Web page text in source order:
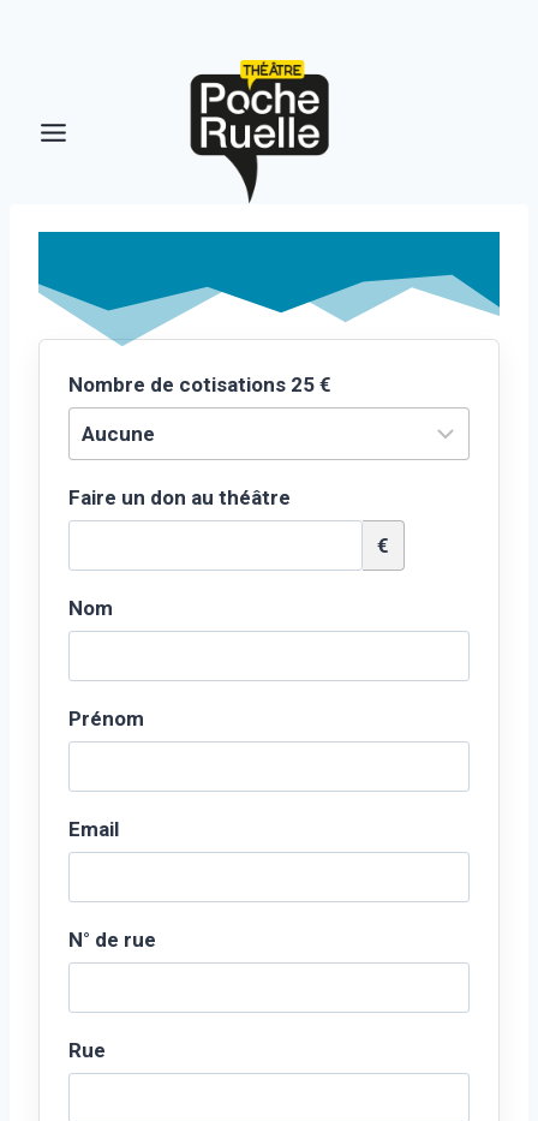
Nombre de cotisations 25 €
Faire un don au théâtre
€
Nom
Prénom
Email
N° de rue
Rue